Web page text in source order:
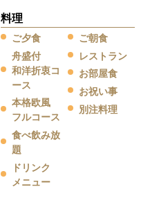
料理
ご夕食
舟盛付
和洋折衷コ
ース
本格欧風
フルコース
食べ飲み放
題
ドリンク
メニュー
ご朝食
レストラン
お部屋食
お祝い事
別注料理